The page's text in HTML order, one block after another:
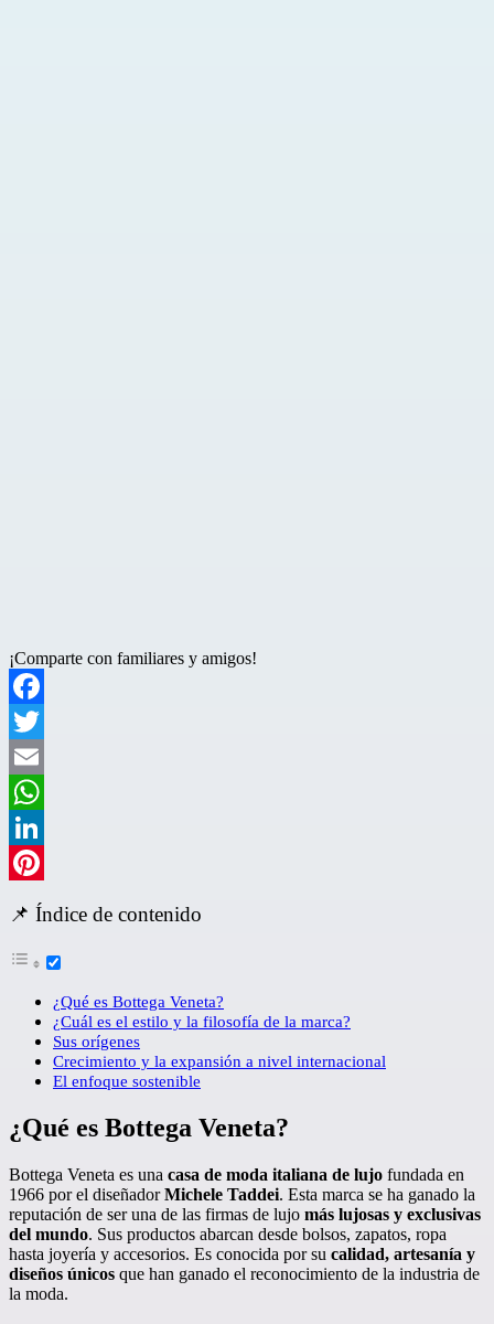
¡Comparte con familiares y amigos!
Facebook
Twitter
Email
WhatsApp
LinkedIn
Pinterest
📌 Índice de contenido
¿Qué es Bottega Veneta?
¿Cuál es el estilo y la filosofía de la marca?
Sus orígenes
Crecimiento y la expansión a nivel internacional
El enfoque sostenible
¿Qué es Bottega Veneta?
Bottega Veneta es una casa de moda italiana de lujo fundada en
1966 por el diseñadorMichele Taddei. Esta marca se ha ganado la
reputación de ser una de las firmas de lujo más lujosas y exclusivas
del mundo. Sus productos abarcan desde bolsos, zapatos, ropa
hasta joyería y accesorios. Es conocida por su calidad, artesanía y
diseños únicos que han ganado el reconocimiento de la industria de
la moda.